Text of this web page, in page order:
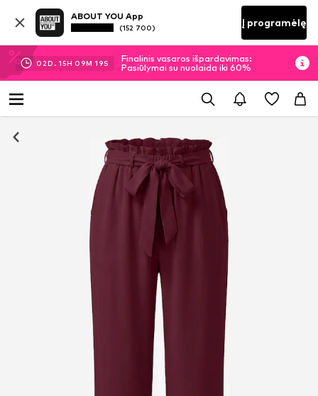
ABOUT YOU App
(152 700) Į programėlę
02D. 15H 09M 19S
Finalinis vasaros išpardavimas:
Pasiūlymai su nuolaida iki 60%